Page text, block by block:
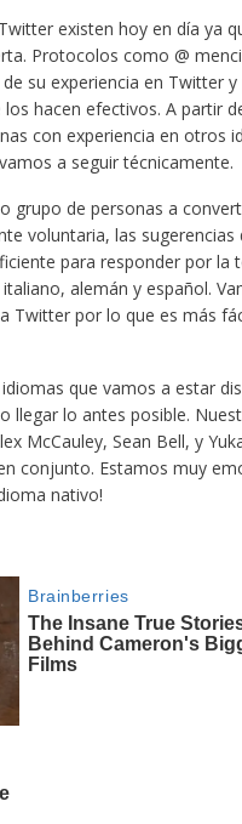
existen hoy en día ya
Protocolos como @
su experiencia en Twitter
hacen efectivos. A partir
con experiencia en otros
a seguir técnicamente.
grupo de personas a
voluntaria, las
para responder por
alemán y español.
Twitter por lo que es más
que vamos a estar
llegar lo antes posible.
McCauley, Sean Bell, y
conjunto. Estamos muy
nativo!